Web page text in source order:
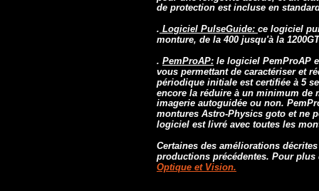
de protection est incluse en
. Logiciel PulseGuide: ce logiciel
monture, de la 400 jusqu'à la
. PemProAP: le logiciel PemProAP
vous permettant de caractériser et
périodique initiale est certifiée à 5
encore la réduire à un minimum de
imagerie autoguidée ou non.
montures Astro-Physics goto et ne
logiciel est livré avec toutes les
Certaines des améliorations
productions précédentes. Pour
Optique et Vision.